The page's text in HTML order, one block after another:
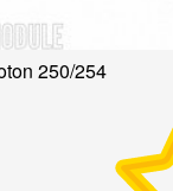
250/254